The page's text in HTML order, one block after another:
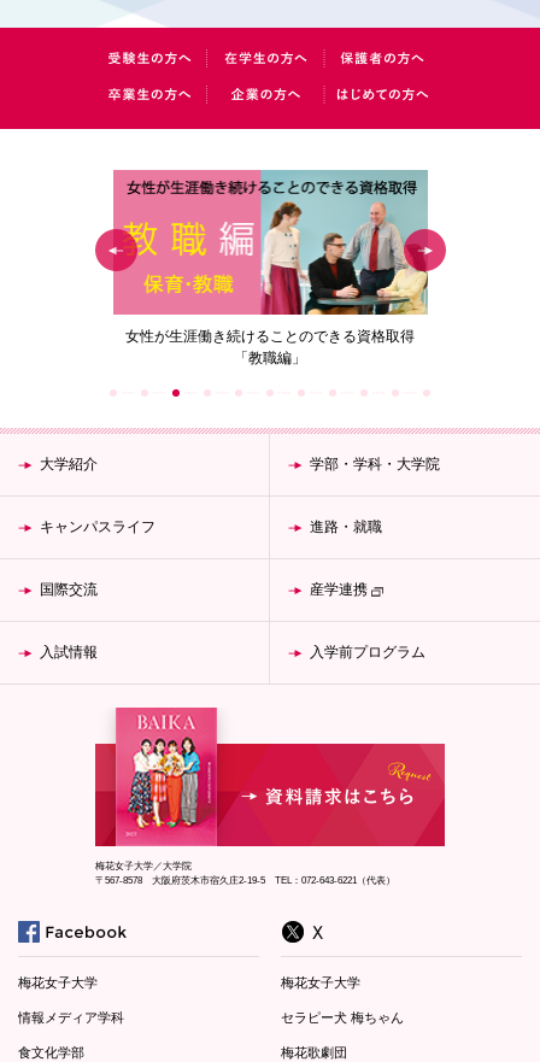
女性が生涯働き続けることのできる資格取得
「教職編」
大学紹介 学部・学科・大学院
キャンパスライフ 進路・就職
国際交流 産学連携
入試情報 入学前プログラム
梅花女子大学／大学院
〒567-8578 大阪府茨木市宿久庄2-19-5 TEL：072-643-6221（代表）
梅花女子大学
情報メディア学科
食文化学部
梅花女子大学
セラピー犬 梅ちゃん
梅花歌劇団